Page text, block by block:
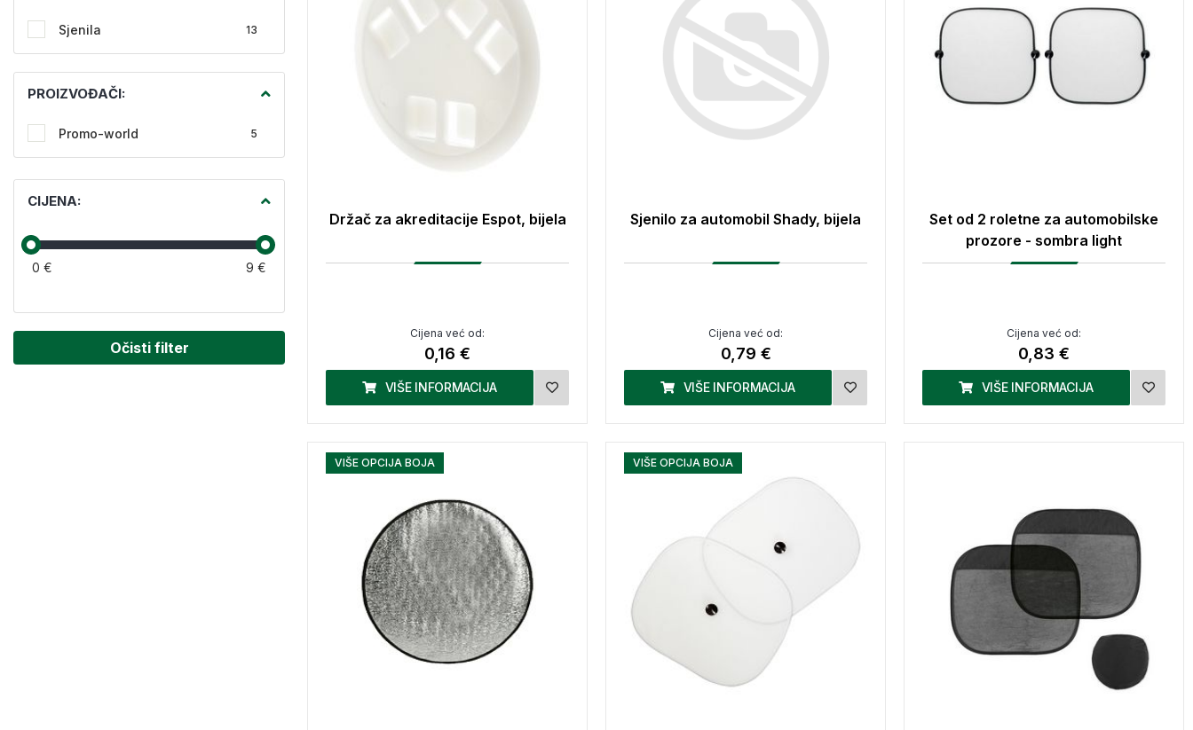
Sjenila 13
PROIZVOĐAČI:
Promo-world 5
CIJENA:
0 € 9 €
Očisti filter
Držač za akreditacije Espot, bijela
Cijena već od:
0,16 €
VIŠE INFORMACIJA
Sjenilo za automobil Shady, bijela
Cijena već od:
0,79 €
VIŠE INFORMACIJA
Set od 2 roletne za automobilske
prozore - sombra light
Cijena već od:
0,83 €
VIŠE INFORMACIJA
VIŠE OPCIJA BOJA VIŠE OPCIJA BOJA